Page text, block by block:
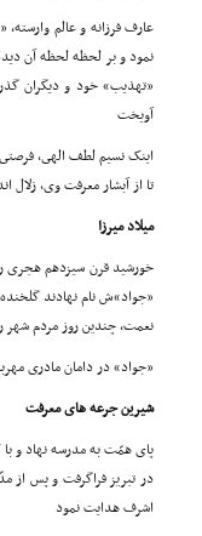
عارف فرزانه و عالم
نمود و بر لحظه لحظه آن
«تهذیب» خود و دیگران
آویخت
اینک نسیم لطف الهى، فرصتى
تا از آبشار معرفت وى،
میلاد میرزا
خورشید قرن سیزدهم هجرى
«جواد»ش نام نهادند
نعمت، چندین روز مردم
«جواد» در دامان مادرى
شیرین جرعه هاى معرفت
پاى همّت به مدرسه نهاد و با
در تبریز فراگرفت و پس از
اشرف هدایت نمود